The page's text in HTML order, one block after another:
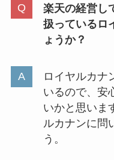
楽天の経営し
扱っているロ
ょうか？
ロイヤルカナ
いるので、安
いかと思いま
ルカナンに問
う。